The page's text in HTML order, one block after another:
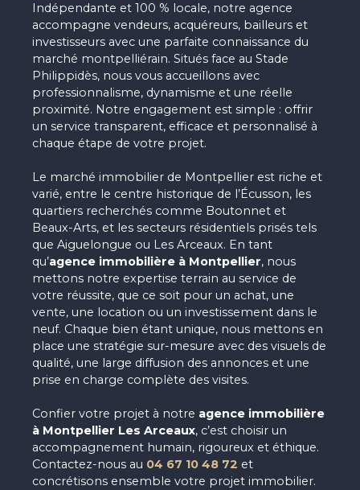
Indépendante et 100 % locale, notre agence
accompagne vendeurs, acquéreurs, bailleurs et
investisseurs avec une parfaite connaissance du
marché montpelliérain. Situés face au Stade
Philippidès, nous vous accueillons avec
professionnalisme, dynamisme et une réelle
proximité. Notre engagement est simple : offrir
un service transparent, efficace et personnalisé à
chaque étape de votre projet.
Le marché immobilier de Montpellier est riche et
varié, entre le centre historique de l’Écusson, les
quartiers recherchés comme Boutonnet et
Beaux-Arts, et les secteurs résidentiels prisés tels
que Aiguelongue ou Les Arceaux. En tant
qu’agence immobilière à Montpellier, nous
mettons notre expertise terrain au service de
votre réussite, que ce soit pour un achat, une
vente, une location ou un investissement dans le
neuf. Chaque bien étant unique, nous mettons en
place une stratégie sur-mesure avec des visuels de
qualité, une large diffusion des annonces et une
prise en charge complète des visites.
Confier votre projet à notre agence immobilière
à Montpellier Les Arceaux, c’est choisir un
accompagnement humain, rigoureux et éthique.
Contactez-nous au 04 67 10 48 72 et
concrétisons ensemble votre projet immobilier.